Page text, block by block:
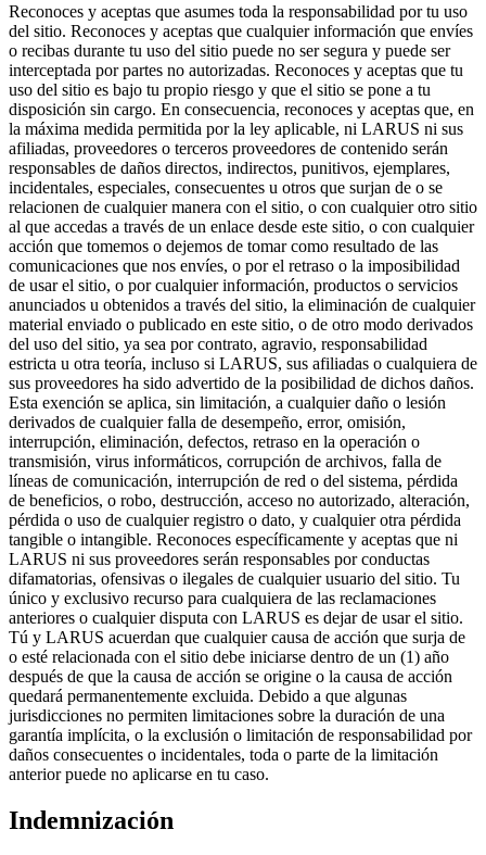
Reconoces y aceptas que asumes toda la responsabilidad por tu uso
del sitio. Reconoces y aceptas que cualquier información que envíes
o recibas durante tu uso del sitio puede no ser segura y puede ser
interceptada por partes no autorizadas. Reconoces y aceptas que tu
uso del sitio es bajo tu propio riesgo y que el sitio se pone a tu
disposición sin cargo. En consecuencia, reconoces y aceptas que, en
la máxima medida permitida por la ley aplicable, ni LARUS ni sus
afiliadas, proveedores o terceros proveedores de contenido serán
responsables de daños directos, indirectos, punitivos, ejemplares,
incidentales, especiales, consecuentes u otros que surjan de o se
relacionen de cualquier manera con el sitio, o con cualquier otro sitio
al que accedas a través de un enlace desde este sitio, o con cualquier
acción que tomemos o dejemos de tomar como resultado de las
comunicaciones que nos envíes, o por el retraso o la imposibilidad
de usar el sitio, o por cualquier información, productos o servicios
anunciados u obtenidos a través del sitio, la eliminación de cualquier
material enviado o publicado en este sitio, o de otro modo derivados
del uso del sitio, ya sea por contrato, agravio, responsabilidad
estricta u otra teoría, incluso si LARUS, sus afiliadas o cualquiera de
sus proveedores ha sido advertido de la posibilidad de dichos daños.
Esta exención se aplica, sin limitación, a cualquier daño o lesión
derivados de cualquier falla de desempeño, error, omisión,
interrupción, eliminación, defectos, retraso en la operación o
transmisión, virus informáticos, corrupción de archivos, falla de
líneas de comunicación, interrupción de red o del sistema, pérdida
de beneficios, o robo, destrucción, acceso no autorizado, alteración,
pérdida o uso de cualquier registro o dato, y cualquier otra pérdida
tangible o intangible. Reconoces específicamente y aceptas que ni
LARUS ni sus proveedores serán responsables por conductas
difamatorias, ofensivas o ilegales de cualquier usuario del sitio. Tu
único y exclusivo recurso para cualquiera de las reclamaciones
anteriores o cualquier disputa con LARUS es dejar de usar el sitio.
Tú y LARUS acuerdan que cualquier causa de acción que surja de
o esté relacionada con el sitio debe iniciarse dentro de un (1) año
después de que la causa de acción se origine o la causa de acción
quedará permanentemente excluida. Debido a que algunas
jurisdicciones no permiten limitaciones sobre la duración de una
garantía implícita, o la exclusión o limitación de responsabilidad por
daños consecuentes o incidentales, toda o parte de la limitación
anterior puede no aplicarse en tu caso.
Indemnización